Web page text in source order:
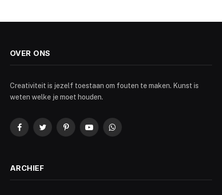
OVER ONS
Creativiteit is jezelf toestaan om fouten te maken. Kunst is
weten welke je moet houden.
FacebookTwitterPinterestYouTubeWhatsApp
ARCHIEF